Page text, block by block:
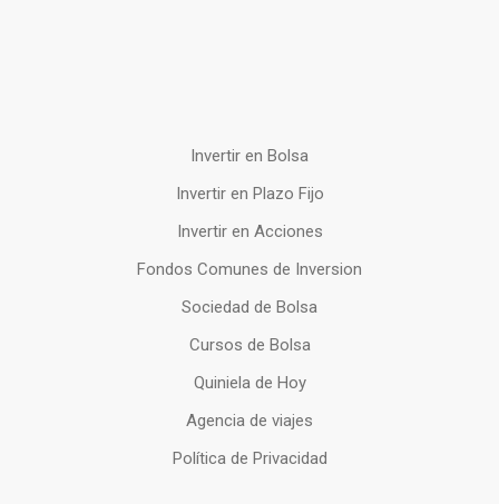
Invertir en Bolsa
Invertir en Plazo Fijo
Invertir en Acciones
Fondos Comunes de Inversion
Sociedad de Bolsa
Cursos de Bolsa
Quiniela de Hoy
Agencia de viajes
Política de Privacidad